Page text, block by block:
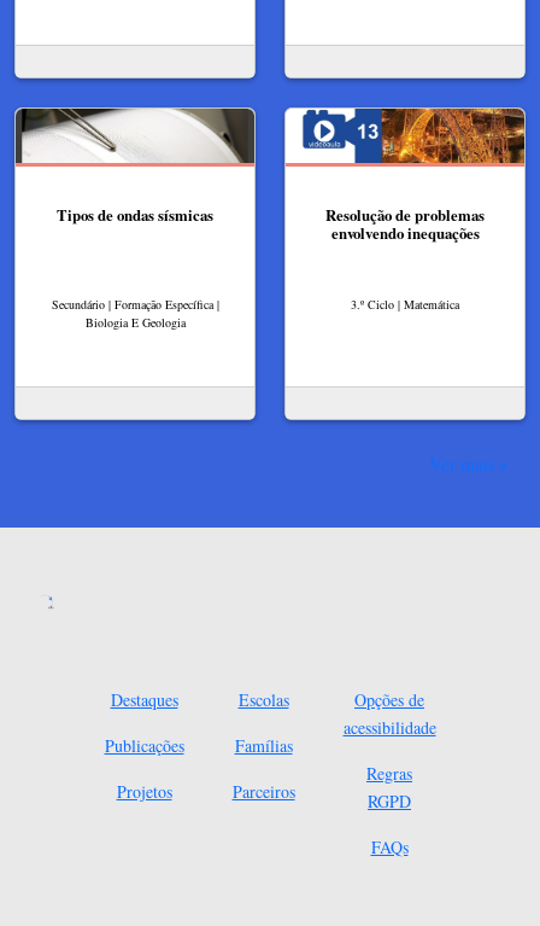
Tipos de ondas sísmicas
Secundário | Formação Específica |
Biologia E Geologia
Resolução de problemas
envolvendo inequações
3.º Ciclo | Matemática
Ver mais
Destaques
Publicações
Projetos
Escolas
Famílias
Parceiros
Opções de
acessibilidade
Regras
RGPD
FAQs